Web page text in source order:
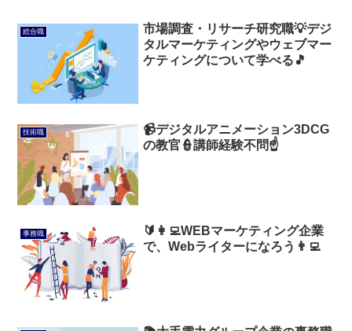
総合職
市場調査・リサーチ研究職💡デジ
タルマーケティングやウェブマー
ケティングについて学べる🎵
技術職
📹デジタルアニメーション3DCG
の教官👮講師経験不問☝️
事務職
🔰👩‍💻WEBマーケティング企業
で、Webライターになろう👨‍💻